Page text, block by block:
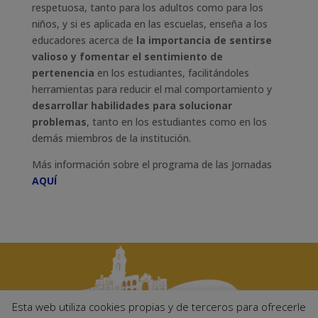
respetuosa, tanto para los adultos como para los
niños, y si es aplicada en las escuelas, enseña a los
educadores acerca de la importancia de sentirse
valioso y fomentar el sentimiento de
pertenencia en los estudiantes, facilitándoles
herramientas para reducir el mal comportamiento y
desarrollar habilidades para solucionar
problemas, tanto en los estudiantes como en los
demás miembros de la institución.
Más información sobre el programa de las Jornadas
AQUÍ
Esta web utiliza cookies propias y de terceros para ofrecerle